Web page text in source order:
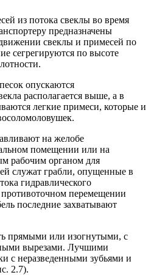
из потока свеклы во время
предназначены
свеклы и примесей по
сегрегируются по высоте
опускаются
располагается выше, а в
легкие примеси, которые и
на желобе
помещении или на
рабочим органом для
служат грабли, опущенные в
гидравлического
перемещении
последние захватывают
прямыми или изогнутыми, с
вырезами. Лучшими
с неразведенными зубьями и
2.7).